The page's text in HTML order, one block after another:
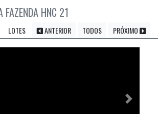
FAZENDA HNC 21
LOTES ANTERIOR TODOS PRÓXIMO
Próximo